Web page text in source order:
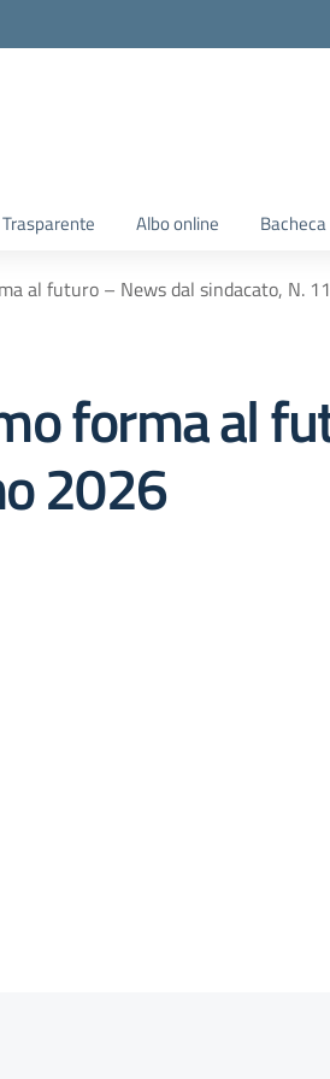
Albo online
al futuro – News dal sindacato, N.
forma al
2026